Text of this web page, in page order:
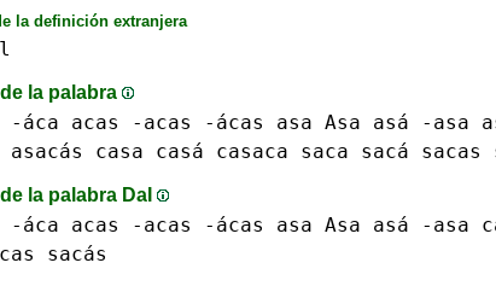
la definición extranjera
la palabra
-́aca acas -acas -́acas asa Asa asá -asa
asacás casa casá casaca saca sacá sacas
la palabra DaI
-́aca acas -acas -́acas asa Asa asá -asa
sacás